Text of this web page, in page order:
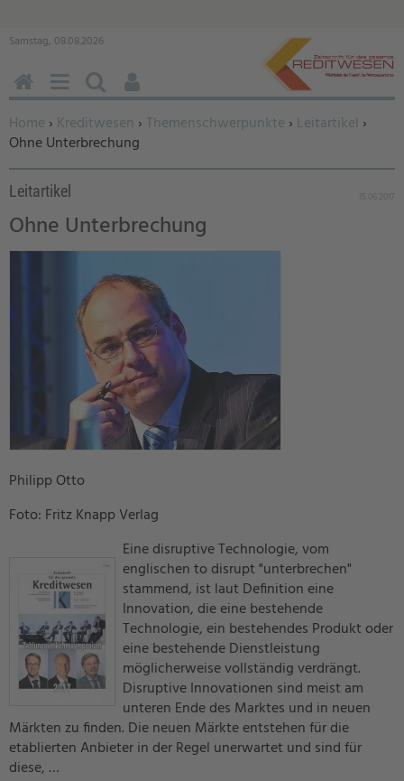
Samstag, 08.08.2026
Sie befinden sich hier:
Home › Kreditwesen › Themenschwerpunkte › Leitartikel ›
Ohne Unterbrechung
Leitartikel
Ohne Unterbrechung
Philipp Otto
Foto: Fritz Knapp Verlag
Eine disruptive Technologie, vom
englischen to disrupt "unterbrechen"
stammend, ist laut Definition eine
Innovation, die eine bestehende
Technologie, ein bestehendes Produkt oder
eine bestehende Dienstleistung
möglicherweise vollständig verdrängt.
Disruptive Innovationen sind meist am
unteren Ende des Marktes und in neuen
Märkten zu finden. Die neuen Märkte entstehen für die
etablierten Anbieter in der Regel unerwartet und sind für
diese, …
HOMEMENÜSUCHEN
BENUTZERFUNKTIONEN